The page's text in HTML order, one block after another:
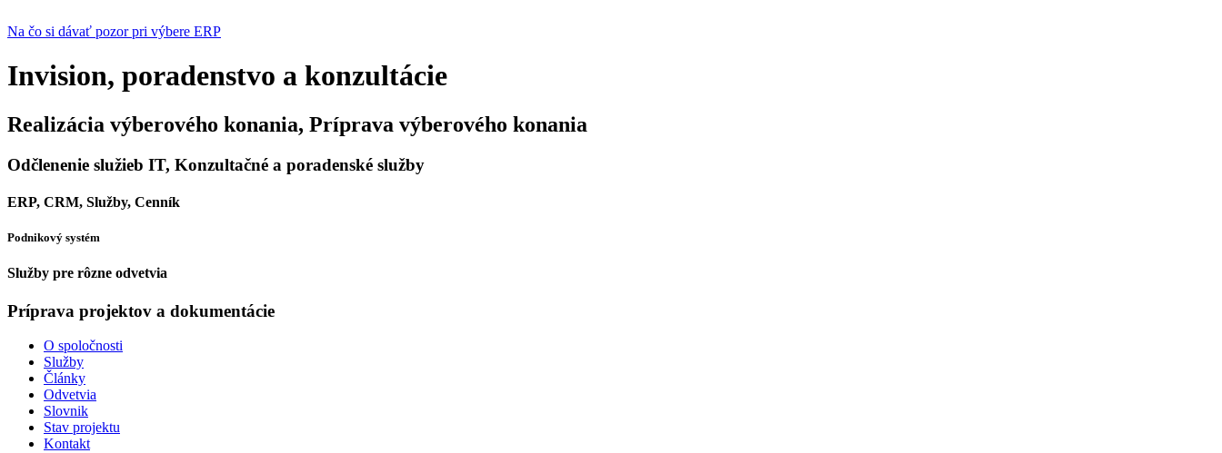
Na čo si dávať pozor pri výbere ERP
Invision, poradenstvo a konzultácie
Realizácia výberového konania, Príprava výberového konania
Odčlenenie služieb IT, Konzultačné a poradenské služby
ERP, CRM, Služby, Cenník
Podnikový systém
Služby pre rôzne odvetvia
Príprava projektov a dokumentácie
O spoločnosti
Služby
Články
Odvetvia
Slovnik
Stav projektu
Kontakt